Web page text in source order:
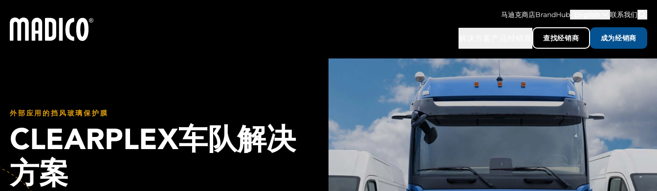
马迪科
马迪克商店BrandHub 联系我们
查找经销商 成为经销商
外部应用的挡风玻璃保护膜
CLEARPLEX车队解决
方案